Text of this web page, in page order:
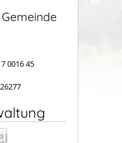
0016 45